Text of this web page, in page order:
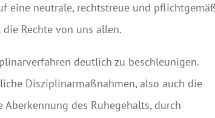
eine neutrale, rechtstreue und
Rechte von uns allen.
deutlich zu beschleunigen.
Disziplinarmaßnahmen, also auch die
des Ruhegehalts, durch